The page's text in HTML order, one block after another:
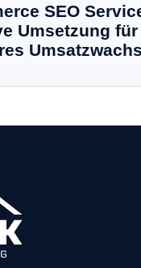
SEO
Umsetzung für